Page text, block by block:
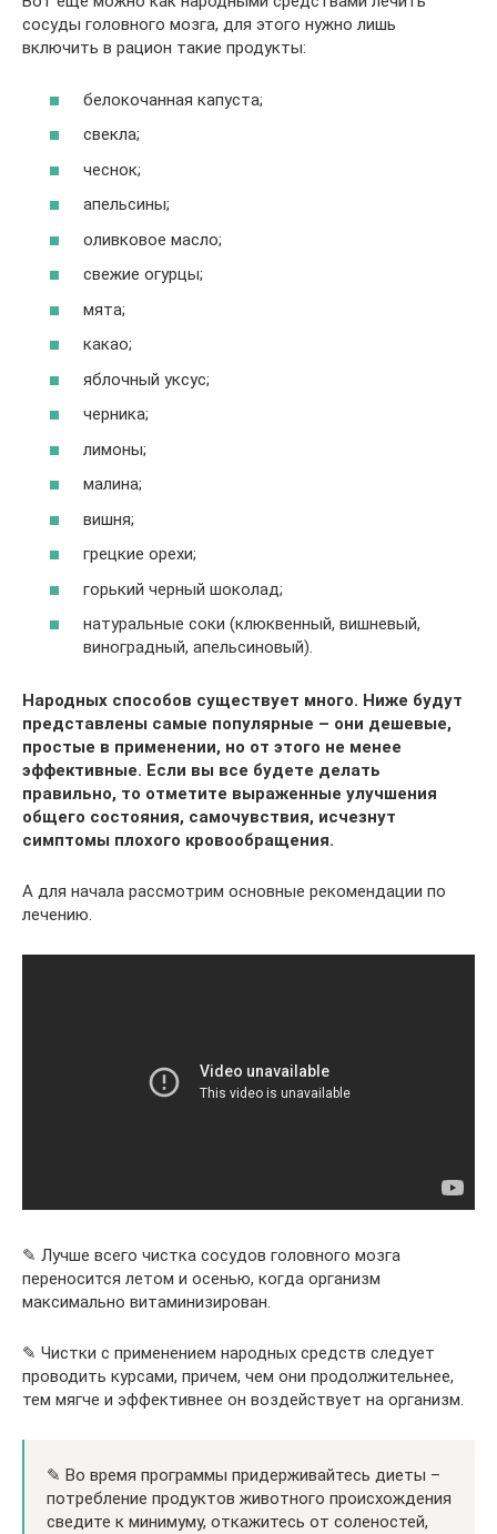
сосуды головного мозга, для этого нужно лишь
включить в рацион такие продукты:
белокочанная капуста;
свекла;
чеснок;
апельсины;
оливковое масло;
свежие огурцы;
мята;
какао;
яблочный уксус;
черника;
лимоны;
малина;
вишня;
грецкие орехи;
горький черный шоколад;
натуральные соки (клюквенный, вишневый,
виноградный, апельсиновый).
Народных способов существует много. Ниже будут
представлены самые популярные – они дешевые,
простые в применении, но от этого не менее
эффективные. Если вы все будете делать
правильно, то отметите выраженные улучшения
общего состояния, самочувствия, исчезнут
симптомы плохого кровообращения.
А для начала рассмотрим основные рекомендации по
лечению.
✎ Лучше всего чистка сосудов головного мозга
переносится летом и осенью, когда организм
максимально витаминизирован.
✎ Чистки с применением народных средств следует
проводить курсами, причем, чем они продолжительнее,
тем мягче и эффективнее он воздействует на организм.
✎ Во время программы придерживайтесь диеты –
потребление продуктов животного происхождения
сведите к минимуму, откажитесь от соленостей,